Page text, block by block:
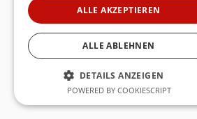
ALLE AKZEPTIEREN
ALLE ABLEHNEN
DETAILS ANZEIGEN
POWERED BY COOKIESCRIPT